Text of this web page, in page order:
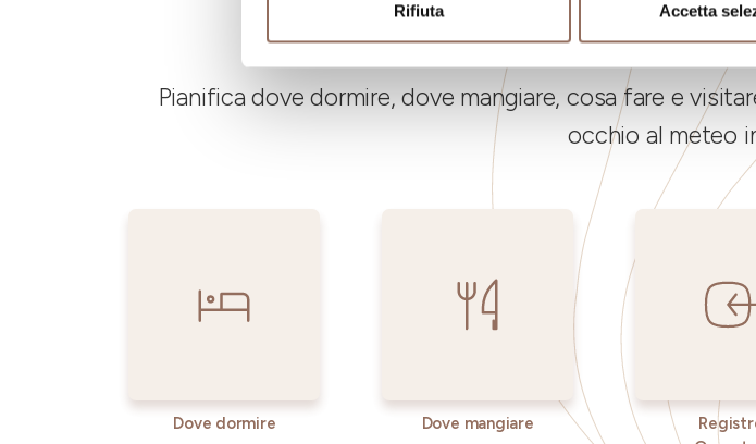
Rifiuta Accetta
La tua
Pianifica dove dormire, dove mangiare, cosa fare e
occhio al meteo
Dove dormire Dove mangiare